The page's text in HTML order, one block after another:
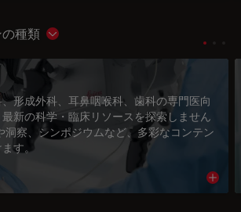
種類 Show subnavigation
形成外科、耳鼻咽喉科、歯科の専門医向
新の科学・臨床リソースを探索しません
洞察、シンポジウムなど、多彩なコンテン
す。